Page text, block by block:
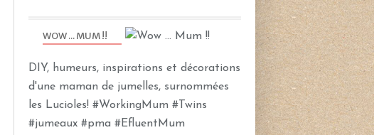
WOW ... MUM !!
DIY, humeurs, inspirations et décorations
d'une maman de jumelles, surnommées
les Lucioles! #WorkingMum #Twins
#jumeaux #pma #EfluentMum